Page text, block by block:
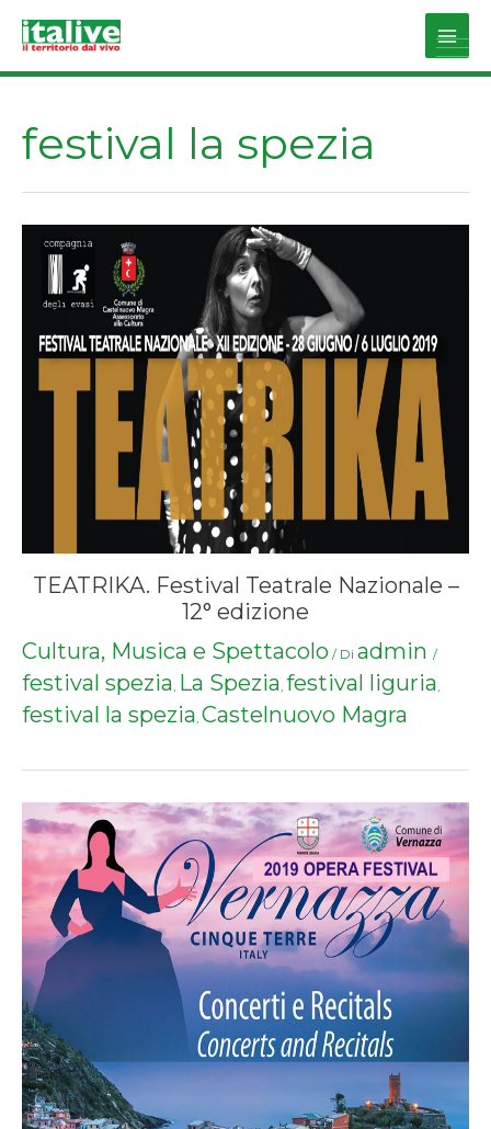
Main
festival la spezia
TEATRIKA. Festival Teatrale Nazionale –
12° edizione
Cultura, Musica e Spettacolo / Di admin /
festival spezia, La Spezia, festival liguria,
festival la spezia, Castelnuovo Magra